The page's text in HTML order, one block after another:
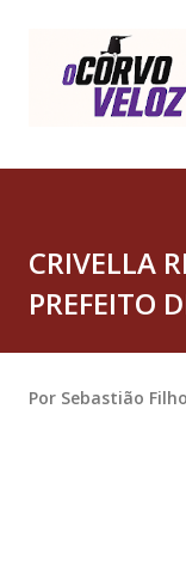
CRIVELLA
PREFEITO
Por Sebastião Filho